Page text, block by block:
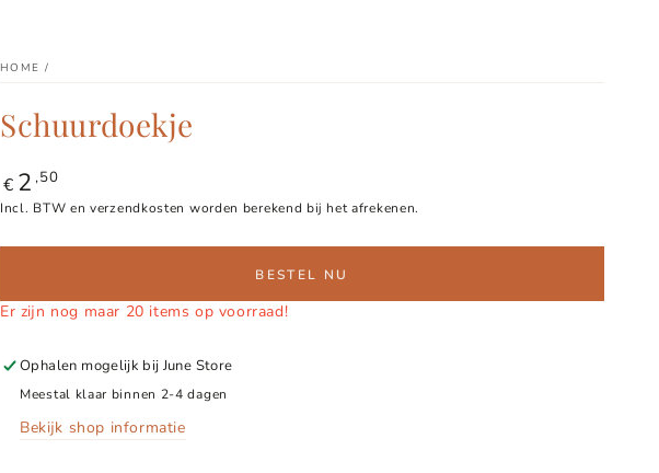
HOME /
Schuurdoekje
Normale
prijs
€ 2 ,50
Incl. BTW en verzendkosten worden berekend bij het afrekenen.
BESTEL NU
Er zijn nog maar 20 items op voorraad!
Ophalen mogelijk bij June Store
Meestal klaar binnen 2-4 dagen
Bekijk shop informatie